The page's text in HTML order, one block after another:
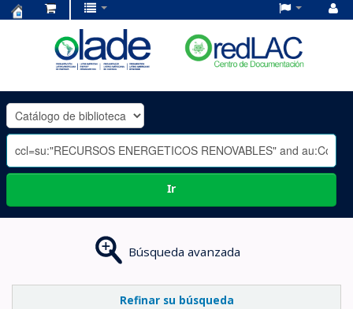
OLADE
-
Ir
Búsqueda avanzada
Refinar su búsqueda